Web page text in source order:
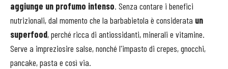
aggiunge un profumo intenso. Senza contare i benefici
nutrizionali, dal momento che la barbabietola è considerata un
superfood, perché ricca di antiossidanti, minerali e vitamine.
Serve a impreziosire salse, nonché l'impasto di crepes, gnocchi,
pancake, pasta e così via.